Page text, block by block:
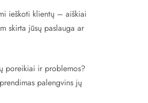
ieškoti klientų – aiškiai
skirta jūsų paslauga ar
poreikiai ir problemos?
palengvins jų